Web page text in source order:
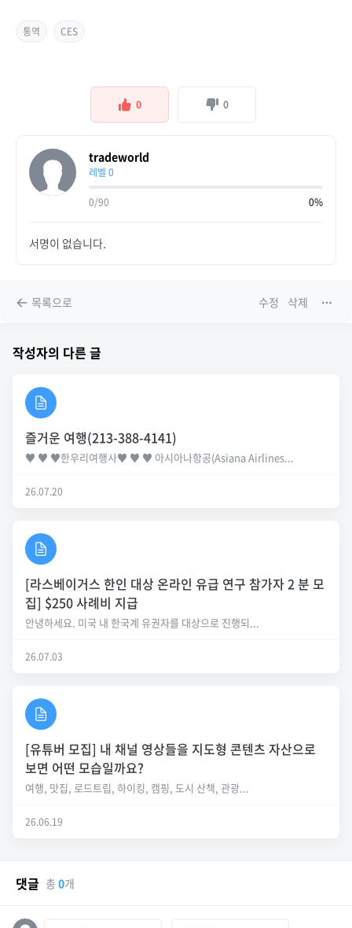
통역 CES
0 0
tradeworld
레벨 0
0/90 0%
서명이 없습니다.
목록으로 수정 삭제
작성자의 다른 글
즐거운 여행(213-388-4141)
♥ ♥ ♥한우리여행사♥ ♥ ♥ 아시아나항공(Asiana Airlines...
26.07.20
[라스베이거스 한인 대상 온라인 유급 연구 참가자 2 분 모
집] $250 사례비 지급
안녕하세요. 미국 내 한국계 유권자를 대상으로 진행되...
26.07.03
[유튜버 모집] 내 채널 영상들을 지도형 콘텐츠 자산으로
보면 어떤 모습일까요?
여행, 맛집, 로드트립, 하이킹, 캠핑, 도시 산책, 관광...
26.06.19
댓글 총 0개